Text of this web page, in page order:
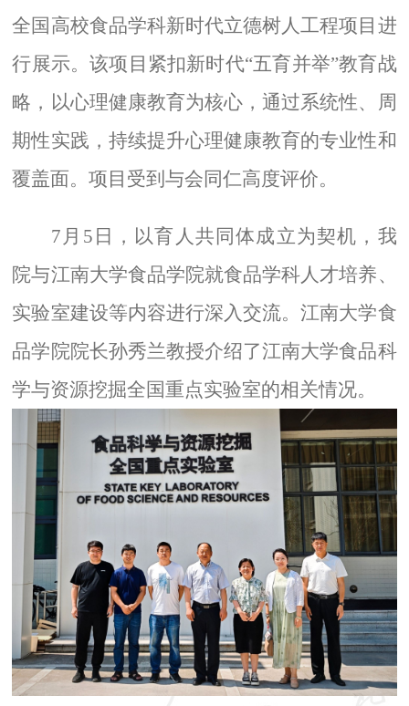
全国高校食品学科新时代立德树人工程项目进
行展示。该项目紧扣新时代“五育并举”教育战
略，以心理健康教育为核心，通过系统性、周
期性实践，持续提升心理健康教育的专业性和
覆盖面。项目受到与会同仁高度评价。
7 月 5 日，以育人共同体成立为契机，我
院与江南大学食品学院就食品学科人才培养、
实验室建设等内容进行深入交流。江南大学食
品学院院长孙秀兰教授介绍了江南大学食品科
学与资源挖掘全国重点实验室的相关情况。